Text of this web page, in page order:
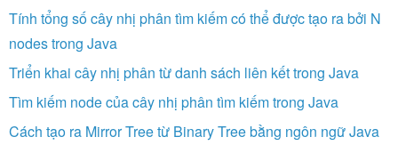
Tính tổng số cây nhị phân tìm kiếm có thể được tạo ra bởi N
nodes trong Java
Triển khai cây nhị phân từ danh sách liên kết trong Java
Tìm kiếm node của cây nhị phân tìm kiếm trong Java
Cách tạo ra Mirror Tree từ Binary Tree bằng ngôn ngữ Java